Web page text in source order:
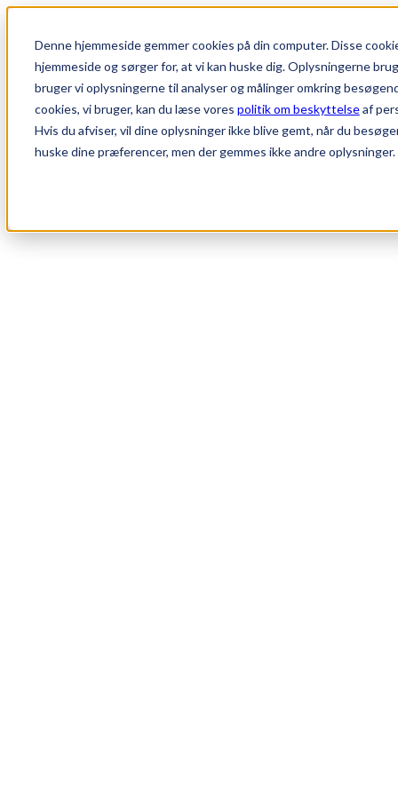
Denne hjemmeside gemmer cookies på din computer. Disse
hjemmeside og sørger for, at vi kan huske dig. Oplysningerne
bruger vi oplysningerne til analyser og målinger omkring
cookies, vi bruger, kan du læse vores politik om beskyttelseaf
Hvis du afviser, vil dine oplysninger ikke blive gemt, når du
huske dine præferencer, men der gemmes ikke andre oplysninger.
Modellerne